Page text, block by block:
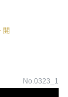
No.0323_1